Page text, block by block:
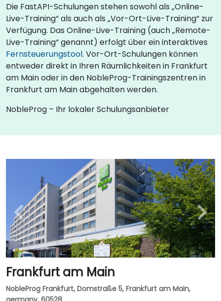
Die FastAPI-Schulungen stehen sowohl als „Online-
Live-Training“ als auch als „Vor-Ort-Live-Training“ zur
Verfügung. Das Online-Live-Training (auch „Remote-
Live-Training“ genannt) erfolgt über ein interaktives
Fernsteuerungstool. Vor-Ort-Schulungen können
entweder direkt in Ihren Räumlichkeiten in Frankfurt
am Main oder in den NobleProg-Trainingszentren in
Frankfurt am Main abgehalten werden.
NobleProg – Ihr lokaler Schulungsanbieter
Frankfurt am Main
NobleProg Frankfurt, Domstraße 5, Frankfurt am Main,